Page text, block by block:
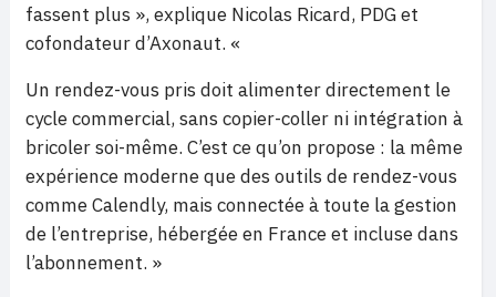
fassent plus », explique Nicolas Ricard, PDG et
cofondateur d’Axonaut. «
Un rendez-vous pris doit alimenter directement le
cycle commercial, sans copier-coller ni intégration à
bricoler soi-même. C’est ce qu’on propose : la même
expérience moderne que des outils de rendez-vous
comme Calendly, mais connectée à toute la gestion
de l’entreprise, hébergée en France et incluse dans
l’abonnement. »